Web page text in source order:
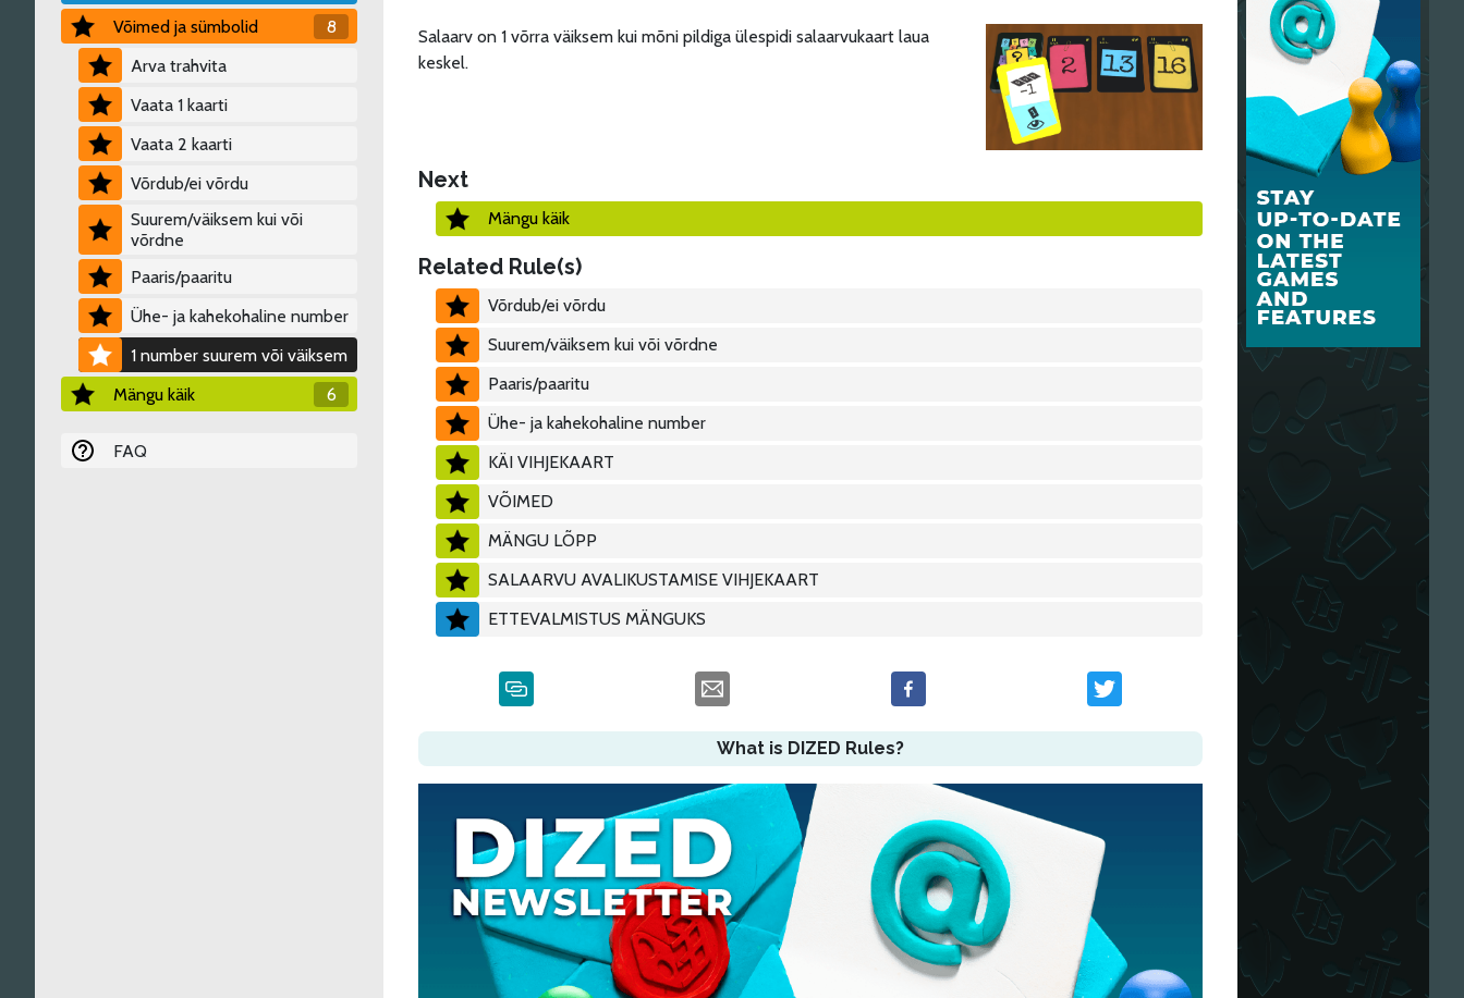
Võimed ja sümbolid
8
Arva trahvita
Vaata 1 kaarti
Vaata 2 kaarti
Võrdub/ei võrdu
Suurem/väiksem kui või
võrdne
Paaris/paaritu
Ühe- ja kahekohaline number
1 number suurem või väiksem
Mängu käik
6
FAQ
Salaarv on 1 võrra väiksem kui mõni pildiga ülespidi salaarvukaart laua
keskel.
Next
Mängu käik
Related Rule(s)
Võrdub/ei võrdu
Suurem/väiksem kui või võrdne
Paaris/paaritu
Ühe- ja kahekohaline number
KÄI VIHJEKAART
VÕIMED
MÄNGU LÕPP
SALAARVU AVALIKUSTAMISE VIHJEKAART
ETTEVALMISTUS MÄNGUKS
What is DIZED Rules?